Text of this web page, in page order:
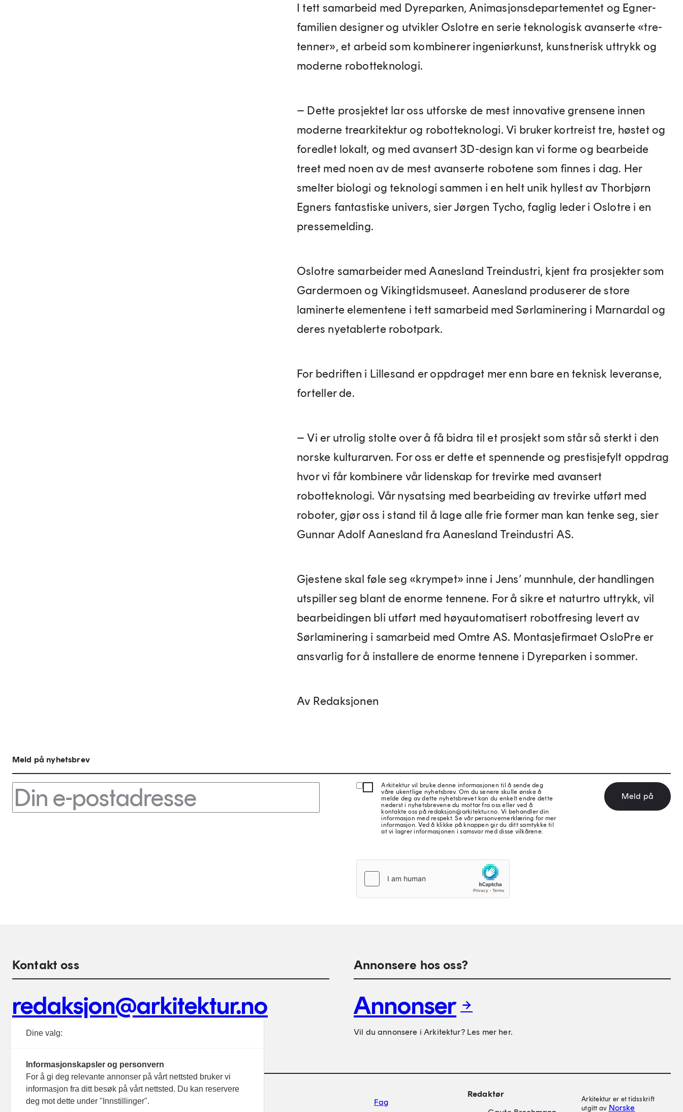
I tett samarbeid med Dyreparken, Animasjonsdepartementet og Egner-
familien designer og utvikler Oslotre en serie teknologisk avanserte «tre-
tenner», et arbeid som kombinerer ingeniørkunst, kunstnerisk uttrykk og
moderne robotteknologi.
– Dette prosjektet lar oss utforske de mest innovative grensene innen
moderne trearkitektur og robotteknologi. Vi bruker kortreist tre, høstet og
foredlet lokalt, og med avansert 3D-design kan vi forme og bearbeide
treet med noen av de mest avanserte robotene som finnes i dag. Her
smelter biologi og teknologi sammen i en helt unik hyllest av Thorbjørn
Egners fantastiske univers, sier Jørgen Tycho, faglig leder i Oslotre i en
pressemelding.
Oslotre samarbeider med Aanesland Treindustri, kjent fra prosjekter som
Gardermoen og Vikingtidsmuseet. Aanesland produserer de store
laminerte elementene i tett samarbeid med Sørlaminering i Marnardal og
deres nyetablerte robotpark.
For bedriften i Lillesand er oppdraget mer enn bare en teknisk leveranse,
forteller de.
– Vi er utrolig stolte over å få bidra til et prosjekt som står så sterkt i den
norske kulturarven. For oss er dette et spennende og prestisjefylt oppdrag
hvor vi får kombinere vår lidenskap for trevirke med avansert
robotteknologi. Vår nysatsing med bearbeiding av trevirke utført med
roboter, gjør oss i stand til å lage alle frie former man kan tenke seg, sier
Gunnar Adolf Aanesland fra Aanesland Treindustri AS.
Gjestene skal føle seg «krympet» inne i Jens’ munnhule, der handlingen
utspiller seg blant de enorme tennene. For å sikre et naturtro uttrykk, vil
bearbeidingen bli utført med høyautomatisert robotfresing levert av
Sørlaminering i samarbeid med Omtre AS. Montasjefirmaet OsloPre er
ansvarlig for å installere de enorme tennene i Dyreparken i sommer.
Av Redaksjonen
Meld på nyhetsbrev
Arkitektur vil bruke denne informasjonen til å sende deg
våre ukentlige nyhetsbrev. Om du senere skulle ønske å
melde deg av dette nyhetsbrevet kan du enkelt endre dette
nederst i nyhetsbrevene du mottar fra oss eller ved å
kontakte oss på redaksjon@arkitektur.no. Vi behandler din
informasjon med respekt. Se vår personvernerklæring for mer
informasjon. Ved å klikke på knappen gir du ditt samtykke til
at vi lagrer informasjonen i samsvar med disse vilkårene.
Meld på
Kontakt oss
redaksjon@arkitektur.no
Debattinnlegg, tips og andre henvendelser.
Annonsere hos oss?
Annonser
Vil du annonsere i Arkitektur? Les mer her.
Footer hovednavigasjon
Aktuelt
Fag
Redaktør
Arkitektur er et tidsskrift
utgitt av Norske
Dine valg:
Informasjonskapsler og personvern
For å gi deg relevante annonser på vårt nettsted bruker vi
informasjon fra ditt besøk på vårt nettsted. Du kan reservere
deg mot dette under "Innstillinger".